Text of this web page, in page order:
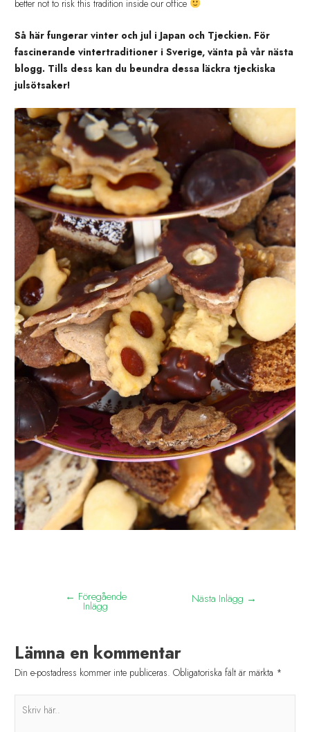
better not to risk this tradition inside our office
Så här fungerar vinter och jul i Japan och Tjeckien. För
fascinerande vintertraditioner i Sverige, vänta på vår nästa
blogg. Tills dess kan du beundra dessa läckra tjeckiska
julsötsaker!
← Föregående
Inlägg
Nästa Inlägg →
Lämna en kommentar
Din e-postadress kommer inte publiceras. Obligatoriska fält är märkta *